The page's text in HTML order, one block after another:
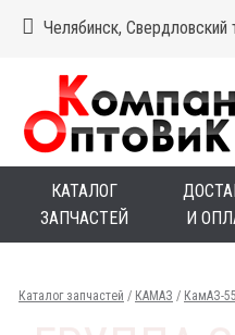
Челябинск, Свердловский
КАТАЛОГ
ЗАПЧАСТЕЙ
И
Каталог запчастей / КАМАЗ / КамАЗ-